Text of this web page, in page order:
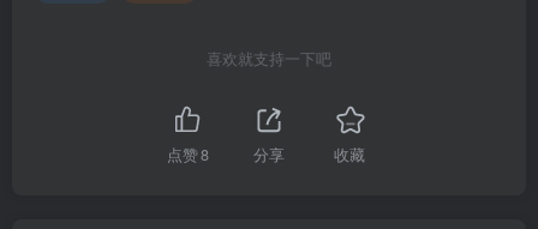
喜欢就支持一下吧
点赞8 分享 收藏